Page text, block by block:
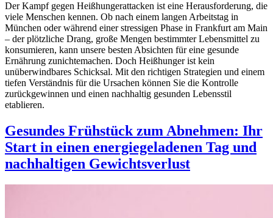
Der Kampf gegen Heißhungerattacken ist eine Herausforderung, die
viele Menschen kennen. Ob nach einem langen Arbeitstag in
München oder während einer stressigen Phase in Frankfurt am Main
– der plötzliche Drang, große Mengen bestimmter Lebensmittel zu
konsumieren, kann unsere besten Absichten für eine gesunde
Ernährung zunichtemachen. Doch Heißhunger ist kein
unüberwindbares Schicksal. Mit den richtigen Strategien und einem
tiefen Verständnis für die Ursachen können Sie die Kontrolle
zurückgewinnen und einen nachhaltig gesunden Lebensstil
etablieren.
Gesundes Frühstück zum Abnehmen: Ihr
Start in einen energiegeladenen Tag und
nachhaltigen Gewichtsverlust